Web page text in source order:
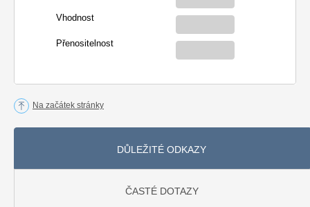
Vhodnost
Přenositelnost
Na začátek stránky
DŮLEŽITÉ ODKAZY
ČASTÉ DOTAZY